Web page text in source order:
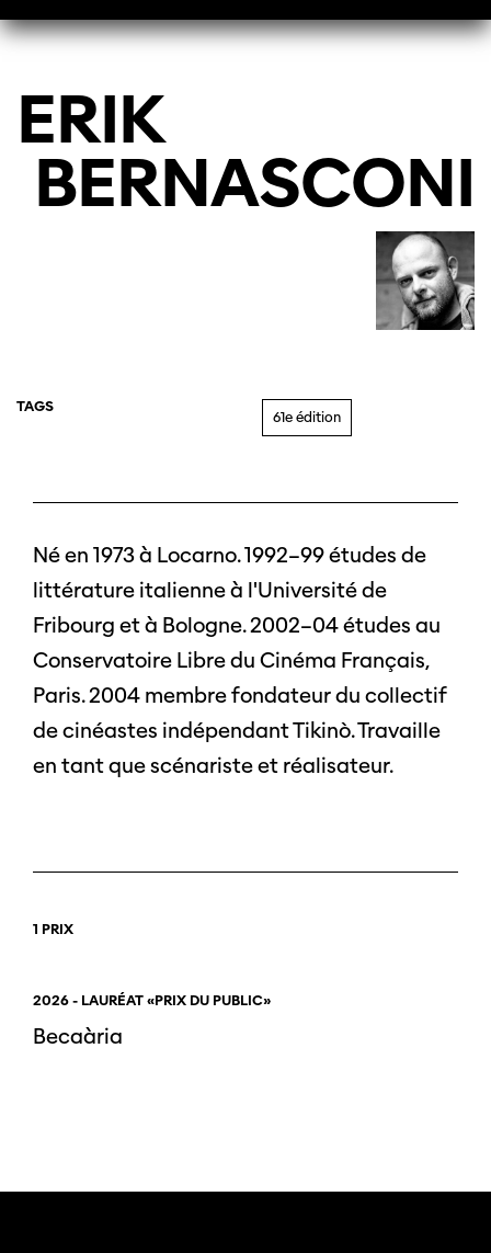
ERIK
BERNASCONI
TAGS
61e édition
Né en 1973 à Locarno. 1992–99 études de
littérature italienne à l'Université de
Fribourg et à Bologne. 2002–04 études au
Conservatoire Libre du Cinéma Français,
Paris. 2004 membre fondateur du collectif
de cinéastes indépendant Tikinò. Travaille
en tant que scénariste et réalisateur.
1 PRIX
2026 - LAURÉAT «PRIX DU PUBLIC»
Becaària